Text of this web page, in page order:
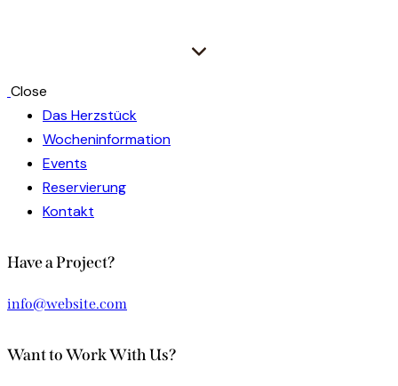
Close
Das Herzstück
Wocheninformation
Events
Reservierung
Kontakt
Have a Project?
info@website.com
Want to Work With Us?